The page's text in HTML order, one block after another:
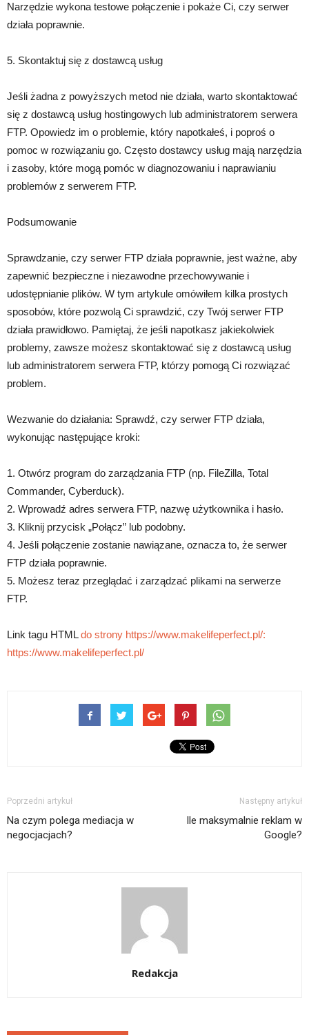
Narzędzie wykona testowe połączenie i pokaże Ci, czy serwer
działa poprawnie.
5. Skontaktuj się z dostawcą usług
Jeśli żadna z powyższych metod nie działa, warto skontaktować
się z dostawcą usług hostingowych lub administratorem serwera
FTP. Opowiedz im o problemie, który napotkałeś, i poproś o
pomoc w rozwiązaniu go. Często dostawcy usług mają narzędzia
i zasoby, które mogą pomóc w diagnozowaniu i naprawianiu
problemów z serwerem FTP.
Podsumowanie
Sprawdzanie, czy serwer FTP działa poprawnie, jest ważne, aby
zapewnić bezpieczne i niezawodne przechowywanie i
udostępnianie plików. W tym artykule omówiłem kilka prostych
sposobów, które pozwolą Ci sprawdzić, czy Twój serwer FTP
działa prawidłowo. Pamiętaj, że jeśli napotkasz jakiekolwiek
problemy, zawsze możesz skontaktować się z dostawcą usług
lub administratorem serwera FTP, którzy pomogą Ci rozwiązać
problem.
Wezwanie do działania: Sprawdź, czy serwer FTP działa,
wykonując następujące kroki:
1. Otwórz program do zarządzania FTP (np. FileZilla, Total
Commander, Cyberduck).
2. Wprowadź adres serwera FTP, nazwę użytkownika i hasło.
3. Kliknij przycisk „Połącz” lub podobny.
4. Jeśli połączenie zostanie nawiązane, oznacza to, że serwer
FTP działa poprawnie.
5. Możesz teraz przeglądać i zarządzać plikami na serwerze
FTP.
Link tagu HTMLdo strony https://www.makelifeperfect.pl/:
https://www.makelifeperfect.pl/
Poprzedni artykuł
Na czym polega mediacja w
negocjacjach?
Następny artykuł
Ile maksymalnie reklam w
Google?
Redakcja